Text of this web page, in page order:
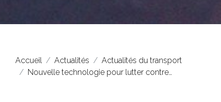
Accueil Actualités
Actualités du transport
Nouvelle technologie pour lutter contre…